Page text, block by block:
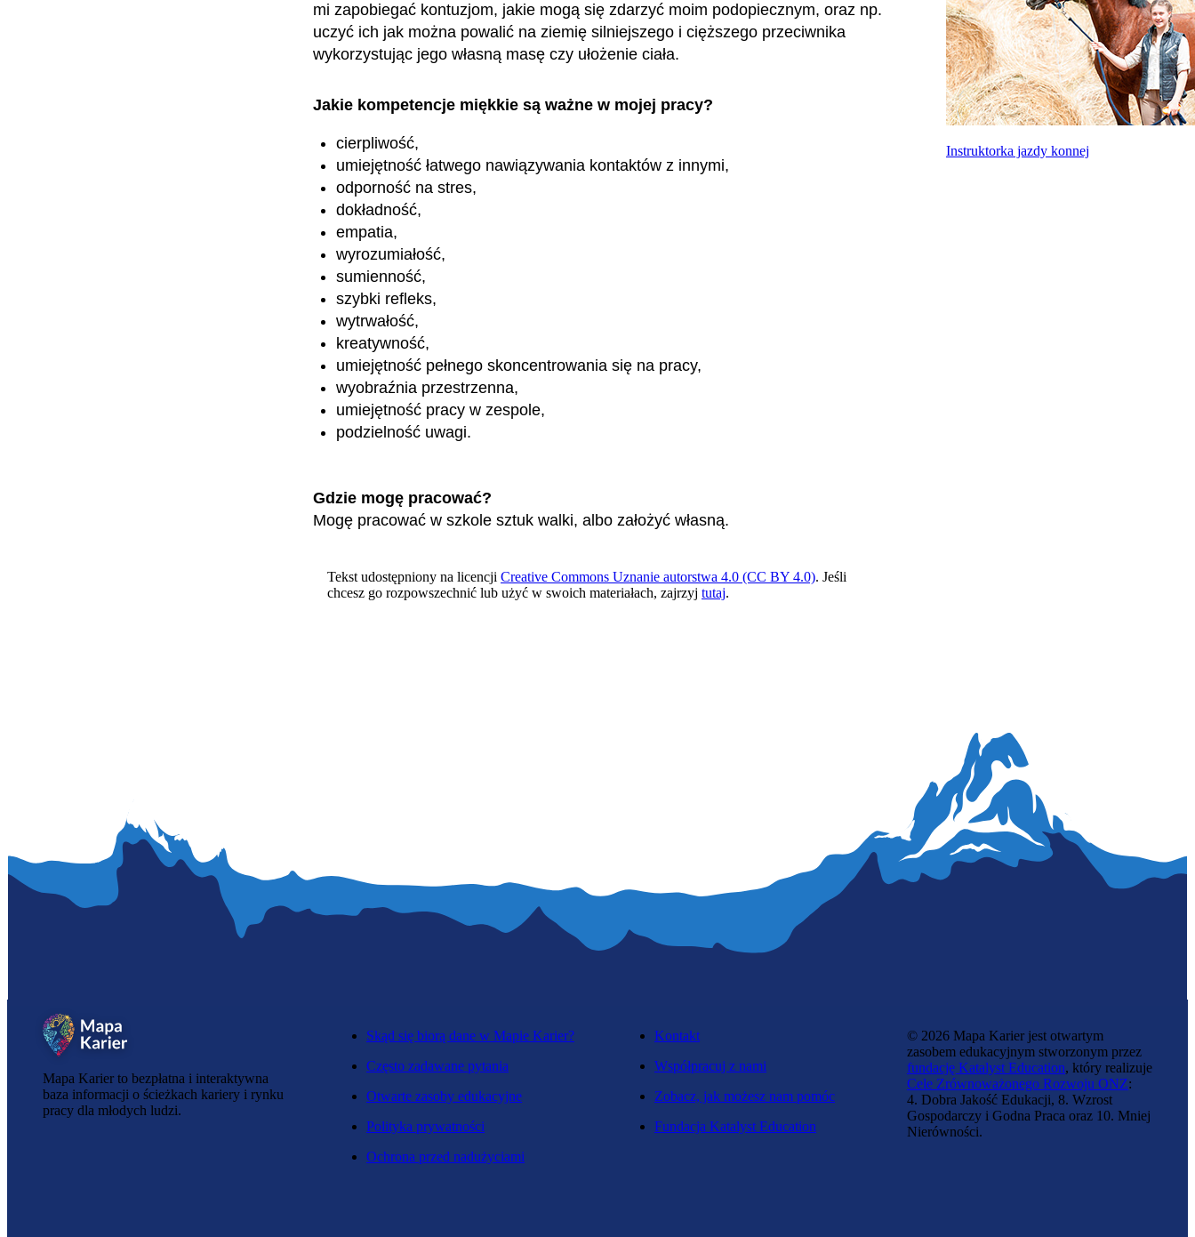
mi zapobiegać kontuzjom, jakie mogą się zdarzyć moim podopiecznym, oraz np.
uczyć ich jak można powalić na ziemię silniejszego i cięższego przeciwnika
wykorzystując jego własną masę czy ułożenie ciała.
Jakie kompetencje miękkie są ważne w mojej pracy?
cierpliwość,
umiejętność łatwego nawiązywania kontaktów z innymi,
odporność na stres,
dokładność,
empatia,
wyrozumiałość,
sumienność,
szybki refleks,
wytrwałość,
kreatywność,
umiejętność pełnego skoncentrowania się na pracy,
wyobraźnia przestrzenna,
umiejętność pracy w zespole,
podzielność uwagi.
Gdzie mogę pracować?
Mogę pracować w szkole sztuk walki, albo założyć własną.
Tekst udostępniony na licencji Creative Commons Uznanie autorstwa 4.0 (CC BY 4.0). Jeśli
chcesz go rozpowszechnić lub użyć w swoich materiałach, zajrzyj tutaj.
Instruktorka jazdy konnej
Mapa Karier to bezpłatna i interaktywna
baza informacji o ścieżkach kariery i rynku
pracy dla młodych ludzi.
Skąd się biorą dane w Mapie Karier?
Często zadawane pytania
Otwarte zasoby edukacyjne
Polityka prywatności
Ochrona przed nadużyciami
Kontakt
Współpracuj z nami
Zobacz, jak możesz nam pomóc
Fundacja Katalyst Education
© 2026 Mapa Karier jest otwartym
zasobem edukacyjnym stworzonym przez
fundację Katalyst Education, który realizuje
Cele Zrównoważonego Rozwoju ONZ:
4. Dobra Jakość Edukacji, 8. Wzrost
Gospodarczy i Godna Praca oraz 10. Mniej
Nierówności.